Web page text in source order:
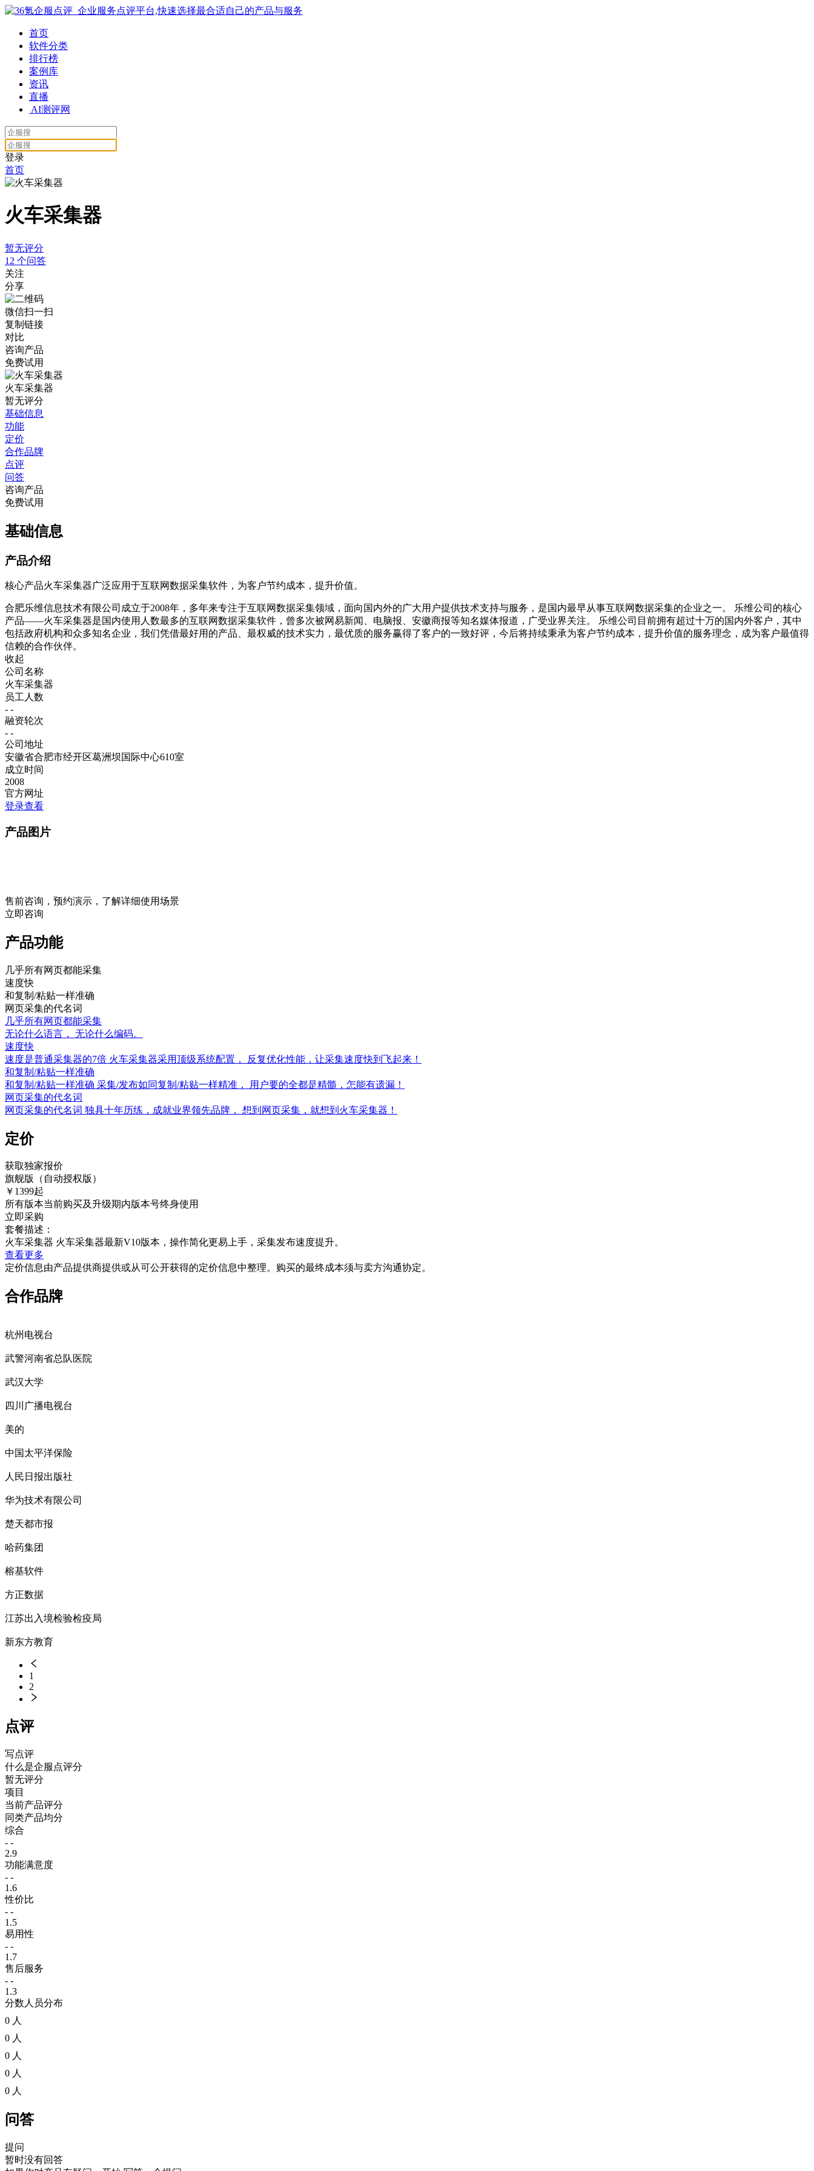
首页
软件分类
排行榜
案例库
资讯
直播
AI测评网
登录
首页
火车采集器
暂无评分
12 个问答
关注
分享
微信扫一扫
复制链接
对比
咨询产品
免费试用
火车采集器
暂无评分
基础信息
功能
定价
合作品牌
点评
问答
咨询产品
免费试用
基础信息
产品介绍
核心产品火车采集器广泛应用于互联网数据采集软件，为客户节约成本，提升价值。
合肥乐维信息技术有限公司成立于2008年，多年来专注于互联网数据采集领域，面向国内外的广大用户提供技术支持与服务，是国内最早从事互联网数据采集的企业之一。 乐维公司的核心
产品——火车采集器是国内使用人数最多的互联网数据采集软件，曾多次被网易新闻、电脑报、安徽商报等知名媒体报道，广受业界关注。 乐维公司目前拥有超过十万的国内外客户，其中
包括政府机构和众多知名企业，我们凭借最好用的产品、最权威的技术实力，最优质的服务赢得了客户的一致好评，今后将持续秉承为客户节约成本，提升价值的服务理念，成为客户最值得
信赖的合作伙伴。
收起
公司名称
火车采集器
员工人数
- -
融资轮次
- -
公司地址
安徽省合肥市经开区葛洲坝国际中心610室
成立时间
2008
官方网址
登录查看
产品图片
售前咨询，预约演示，了解详细使用场景
立即咨询
产品功能
几乎所有网页都能采集
速度快
和复制/粘贴一样准确
网页采集的代名词
几乎所有网页都能采集
无论什么语言， 无论什么编码。
速度快
速度是普通采集器的7倍 火车采集器采用顶级系统配置， 反复优化性能，让采集速度快到飞起来！
和复制/粘贴一样准确
和复制/粘贴一样准确 采集/发布如同复制/粘贴一样精准， 用户要的全都是精髓，怎能有遗漏！
网页采集的代名词
网页采集的代名词 独具十年历练，成就业界领先品牌， 想到网页采集，就想到火车采集器！
定价
获取独家报价
旗舰版（自动授权版）
￥1399起
所有版本当前购买及升级期内版本号终身使用
立即采购
套餐描述：
火车采集器 火车采集器最新V10版本，操作简化更易上手，采集发布速度提升。
查看更多
定价信息由产品提供商提供或从可公开获得的定价信息中整理。购买的最终成本须与卖方沟通协定。
合作品牌
杭州电视台
武警河南省总队医院
武汉大学
四川广播电视台
美的
中国太平洋保险
人民日报出版社
华为技术有限公司
楚天都市报
哈药集团
榕基软件
方正数据
江苏出入境检验检疫局
新东方教育
1
2
点评
写点评
什么是企服点评分
暂无评分
项目
当前产品评分
同类产品均分
综合
- -
2.9
功能满意度
- -
1.6
性价比
- -
1.5
易用性
- -
1.7
售后服务
- -
1.3
分数人员分布
0 人
0 人
0 人
0 人
0 人
问答
提问
暂时没有回答